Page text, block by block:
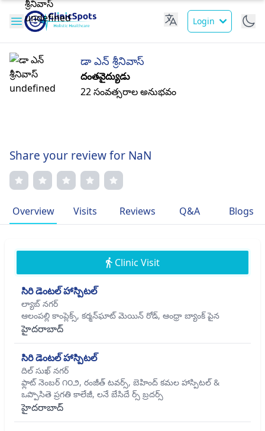
Login
డా ఎన్ శ్రీనివాస్
దంతవైద్యుడు
22 సంవత్సరాల అనుభవం
Share your review for NaN
Overview Visits Reviews Q&A Blogs
Clinic Visit
సిరి డెంటల్ హాస్పిటల్
ల్యాబ్ నగర్
ఆలంపల్లి కాంప్లెక్స్, కర్మన్‌ఘాట్ మెయిన్ రోడ్, ఆంధ్రా బ్యాంక్ పైన
హైదరాబాద్
సిరి డెంటల్ హాస్పిటల్
దిల్ సుఖ్ నగర్
ఫ్లాట్ నెంబర్ ౧౦౨, రంజీత్ టవర్స్, బెహింద్ కమల హాస్పిటల్ &
ఒప్పొసితె ప్రగతి కాలేజీ, లనే బేసిదే ర్స్ బ్రదర్స్
హైదరాబాద్